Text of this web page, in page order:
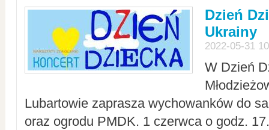
Dzień
Ukrainy
2022-05-31
W Dzień
Lubartowie zaprasza wychowanków do
oraz ogrodu PMDK. 1 czerwca o godz.